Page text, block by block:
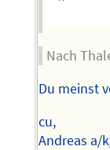
Nach
Du meinst
cu,
Andreas a/